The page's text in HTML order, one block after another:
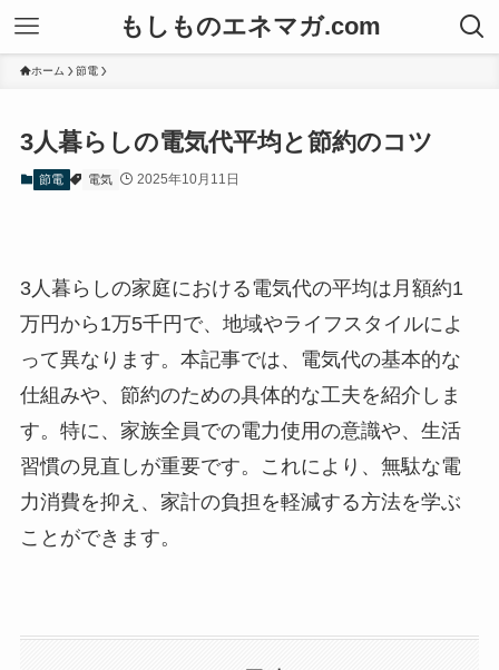
もしものエネマガ.com
ホーム 節電
3人暮らしの電気代平均と節約のコツ
節電 電気 2025年10月11日
3人暮らしの家庭における電気代の平均は月額約1
万円から1万5千円で、地域やライフスタイルによ
って異なります。本記事では、電気代の基本的な
仕組みや、節約のための具体的な工夫を紹介しま
す。特に、家族全員での電力使用の意識や、生活
習慣の見直しが重要です。これにより、無駄な電
力消費を抑え、家計の負担を軽減する方法を学ぶ
ことができます。